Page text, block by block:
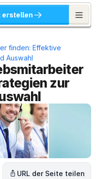
erstellen
finden: Effektive
Auswahl
zur
URL der Seite teilen